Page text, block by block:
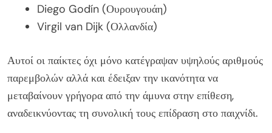
Diego Godín (Ουρουγουάη)
Virgil van Dijk (Ολλανδία)
Αυτοί οι παίκτες όχι μόνο κατέγραψαν υψηλούς αριθμούς
παρεμβολών αλλά και έδειξαν την ικανότητα να
μεταβαίνουν γρήγορα από την άμυνα στην επίθεση,
αναδεικνύοντας τη συνολική τους επίδραση στο παιχνίδι.